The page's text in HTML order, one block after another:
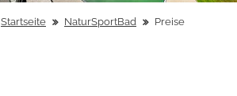
Startseite NaturSportBad Preise